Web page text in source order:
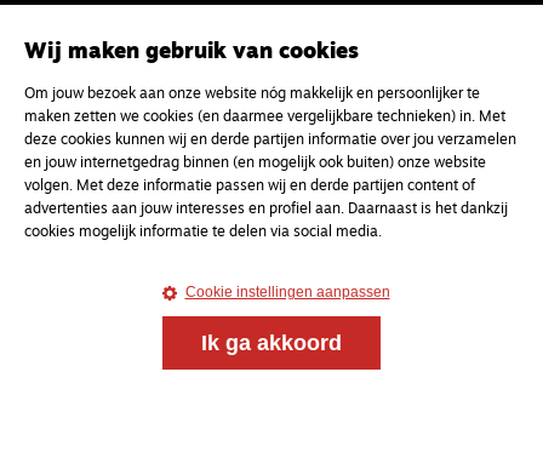
Magazine
Onderweg
Onderweg is een platform voor ontmoeting, vorming
en gesprek voor christenen onderweg, in het bijzonder
voor de Nederlandse Gereformeerde Kerken.
Kvk-nummer 33277063
Wij maken gebruik van cookies
Om jouw bezoek aan onze website nóg makkelijk en persoonlijker te
maken zetten we cookies (en daarmee vergelijkbare technieken) in. Met
deze cookies kunnen wij en derde partijen informatie over jou verzamelen
en jouw internetgedrag binnen (en mogelijk ook buiten) onze website
volgen. Met deze informatie passen wij en derde partijen content of
advertenties aan jouw interesses en profiel aan. Daarnaast is het dankzij
cookies mogelijk informatie te delen via social media.
Cookie instellingen aanpassen
Ik ga akkoord